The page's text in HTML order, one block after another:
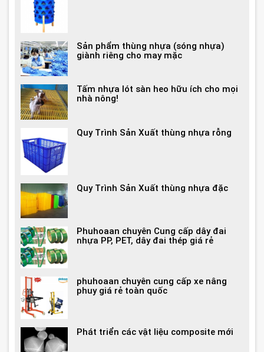
Sản phẩm thùng nhựa (sóng nhựa)
giành riêng cho may mặc
Tấm nhựa lót sàn heo hữu ích cho mọi
nhà nông!
Quy Trình Sản Xuất thùng nhựa rỗng
Quy Trình Sản Xuất thùng nhựa đặc
Phuhoaan chuyên Cung cấp dây đai
nhựa PP, PET, dây đai thép giá rẻ
phuhoaan chuyên cung cấp xe nâng
phuy giá rẻ toàn quốc
Phát triển các vật liệu composite mới